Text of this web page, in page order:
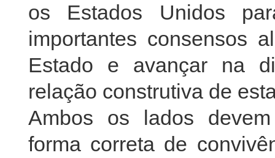
os Estados Unidos
importantes consensos
Estado e avançar na
relação construtiva de
Ambos os lados
forma correta de